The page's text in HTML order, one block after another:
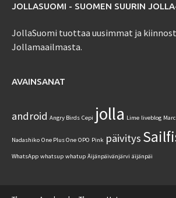
JOLLASUOMI - SUOMEN SUURIN
JollaSuomi tuottaa uusimmat ja
Jollamaailmasta.
AVAINSANAT
android Angry Birds Cepi jolla Lime liveblog
Nadashiko One Plus One OPO Pink päivitys
WhatsApp whatsup whatup Äijänpäivänjärvi äijänpäi